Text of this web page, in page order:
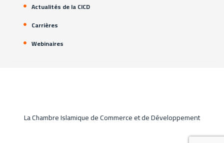
Actualités de la CICD
Carrières
Webinaires
La Chambre Islamique de Commerce et de Développement